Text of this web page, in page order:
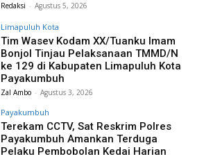
Redaksi - Agustus 5, 2026
Limapuluh Kota
Tim Wasev Kodam XX/Tuanku Imam
Bonjol Tinjau Pelaksanaan TMMD/N
ke 129 di Kabupaten Limapuluh Kota
Payakumbuh
Zal Ambo - Agustus 3, 2026
Payakumbuh
Terekam CCTV, Sat Reskrim Polres
Payakumbuh Amankan Terduga
Pelaku Pembobolan Kedai Harian